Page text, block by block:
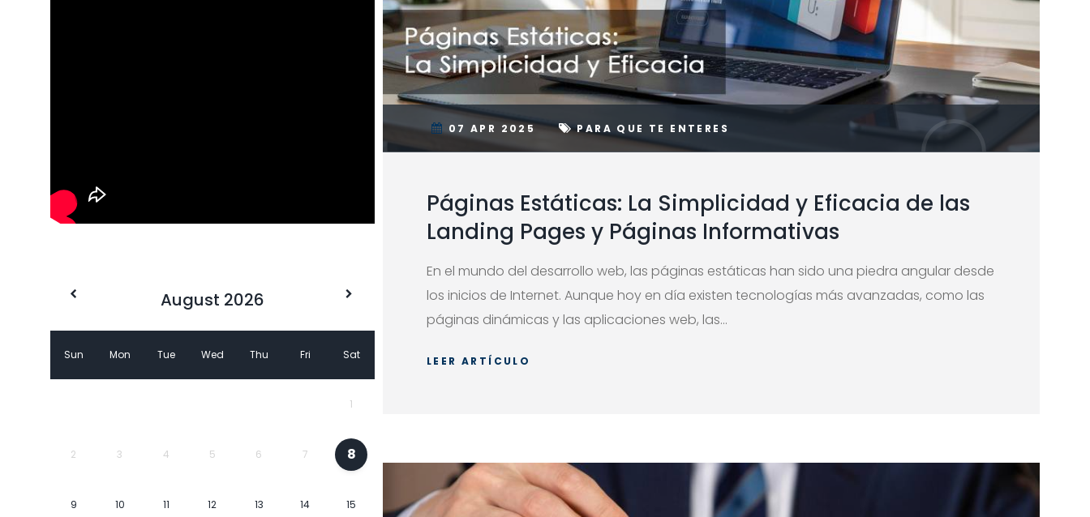
07 APR 2025 PARA QUE TE ENTERES
Páginas Estáticas: La Simplicidad y Eficacia de las
Landing Pages y Páginas Informativas
En el mundo del desarrollo web, las páginas estáticas han sido una piedra angular desde
los inicios de Internet. Aunque hoy en día existen tecnologías más avanzadas, como las
páginas dinámicas y las aplicaciones web, las...
LEER ARTÍCULO
August 2026
Sun Mon Tue Wed Thu Fri Sat
1
2 3 4 5 6 7 8
9 10 11 12 13 14 15